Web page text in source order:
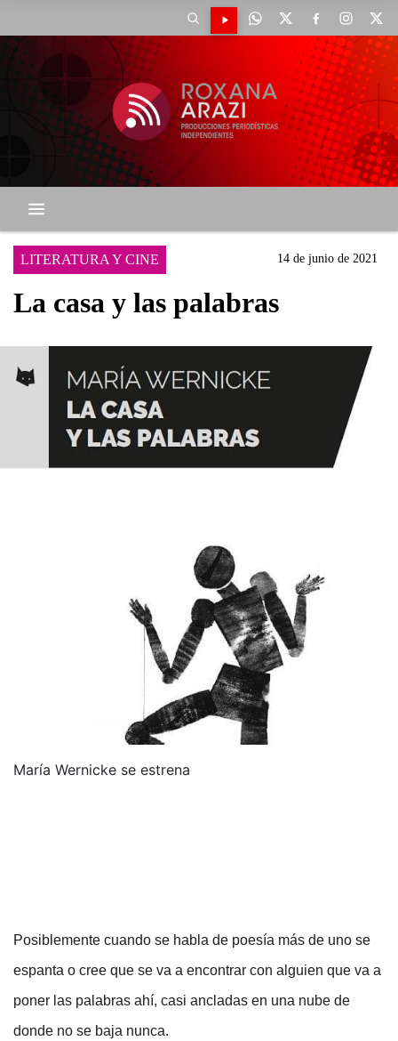
LITERATURA Y CINE 14 de junio de 2021
La casa y las palabras
María Wernicke se estrena
Posiblemente cuando se habla de poesía más de uno se
espanta o cree que se va a encontrar con alguien que va a
poner las palabras ahí, casi ancladas en una nube de
donde no se baja nunca.